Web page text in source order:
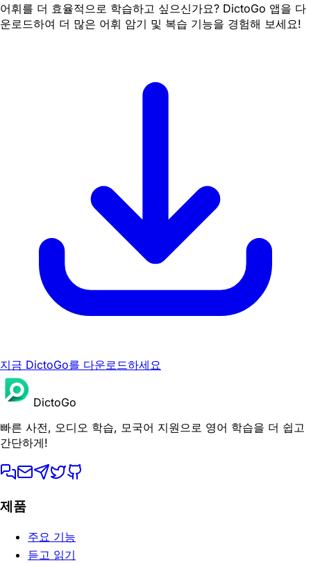
어휘를 더 효율적으로 학습하고 싶으신가요? DictoGo 앱을 다
운로드하여 더 많은 어휘 암기 및 복습 기능을 경험해 보세요!
지금 DictoGo를 다운로드하세요
DictoGo
빠른 사전, 오디오 학습, 모국어 지원으로 영어 학습을 더 쉽고
간단하게!
제품
주요 기능
듣고 읽기